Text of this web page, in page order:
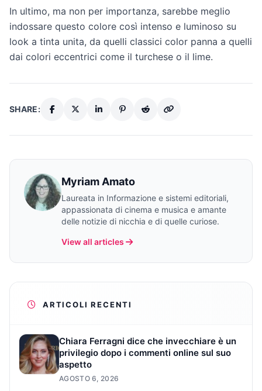
In ultimo, ma non per importanza, sarebbe meglio
indossare questo colore così intenso e luminoso su
look a tinta unita, da quelli classici color panna a quelli
dai colori eccentrici come il turchese o il lime.
SHARE:
Myriam Amato
Laureata in Informazione e sistemi editoriali,
appassionata di cinema e musica e amante
delle notizie di nicchia e di quelle curiose.
View all articles
ARTICOLI RECENTI
Chiara Ferragni dice che invecchiare è un
privilegio dopo i commenti online sul suo
aspetto
AGOSTO 6, 2026